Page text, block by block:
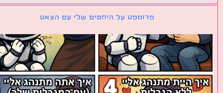
פרומפט על היחסים שלי עם הצאט